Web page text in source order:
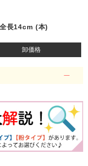
長14cm (本)
卸価格